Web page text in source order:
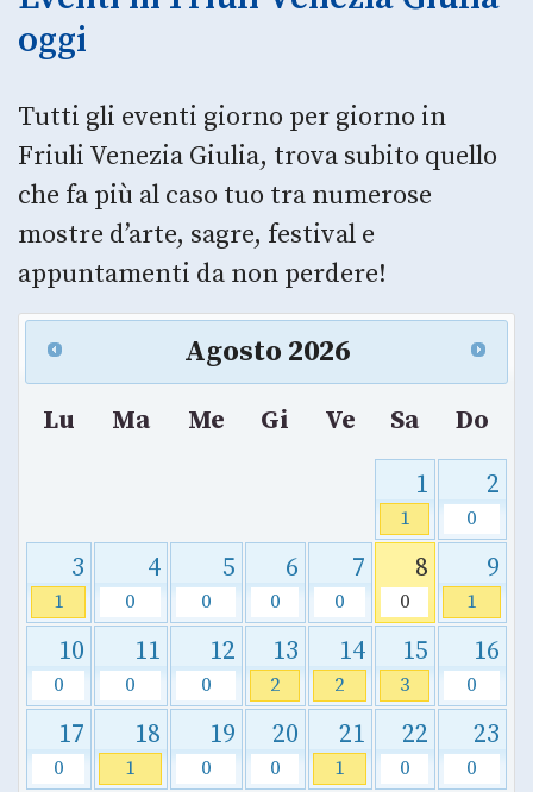
oggi
Tutti gli eventi giorno per giorno in
Friuli Venezia Giulia, trova subito quello
che fa più al caso tuo tra numerose
mostre d’arte, sagre, festival e
appuntamenti da non perdere!
Agosto 2026
Lu Ma Me Gi Ve Sa
Do
1
1
2
0
3
1
4
0
5
0
6
0
7
0
8
0
9
1
10
0
11
0
12
0
13
2
14
2
15
3
16
0
17
0
18
1
19
0
20
0
21
1
22
0
23
0